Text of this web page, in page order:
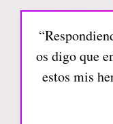
os digo que
estos mis